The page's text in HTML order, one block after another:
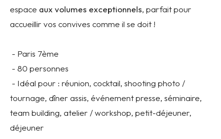
espace aux volumes exceptionnels, parfait pour
accueillir vos convives comme il se doit !
- Paris 7ème
- 80 personnes
- Idéal pour : réunion, cocktail, shooting photo /
tournage, dîner assis, événement presse, séminaire,
team building, atelier / workshop, petit-déjeuner,
déjeuner